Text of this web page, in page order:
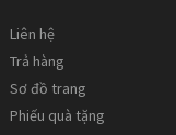
Liên hệ
Trả hàng
Sơ đồ trang
Phiếu quà tặng